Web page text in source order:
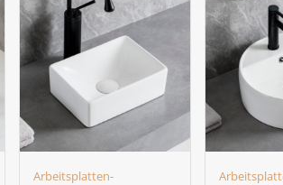
Arbeitsplatten-